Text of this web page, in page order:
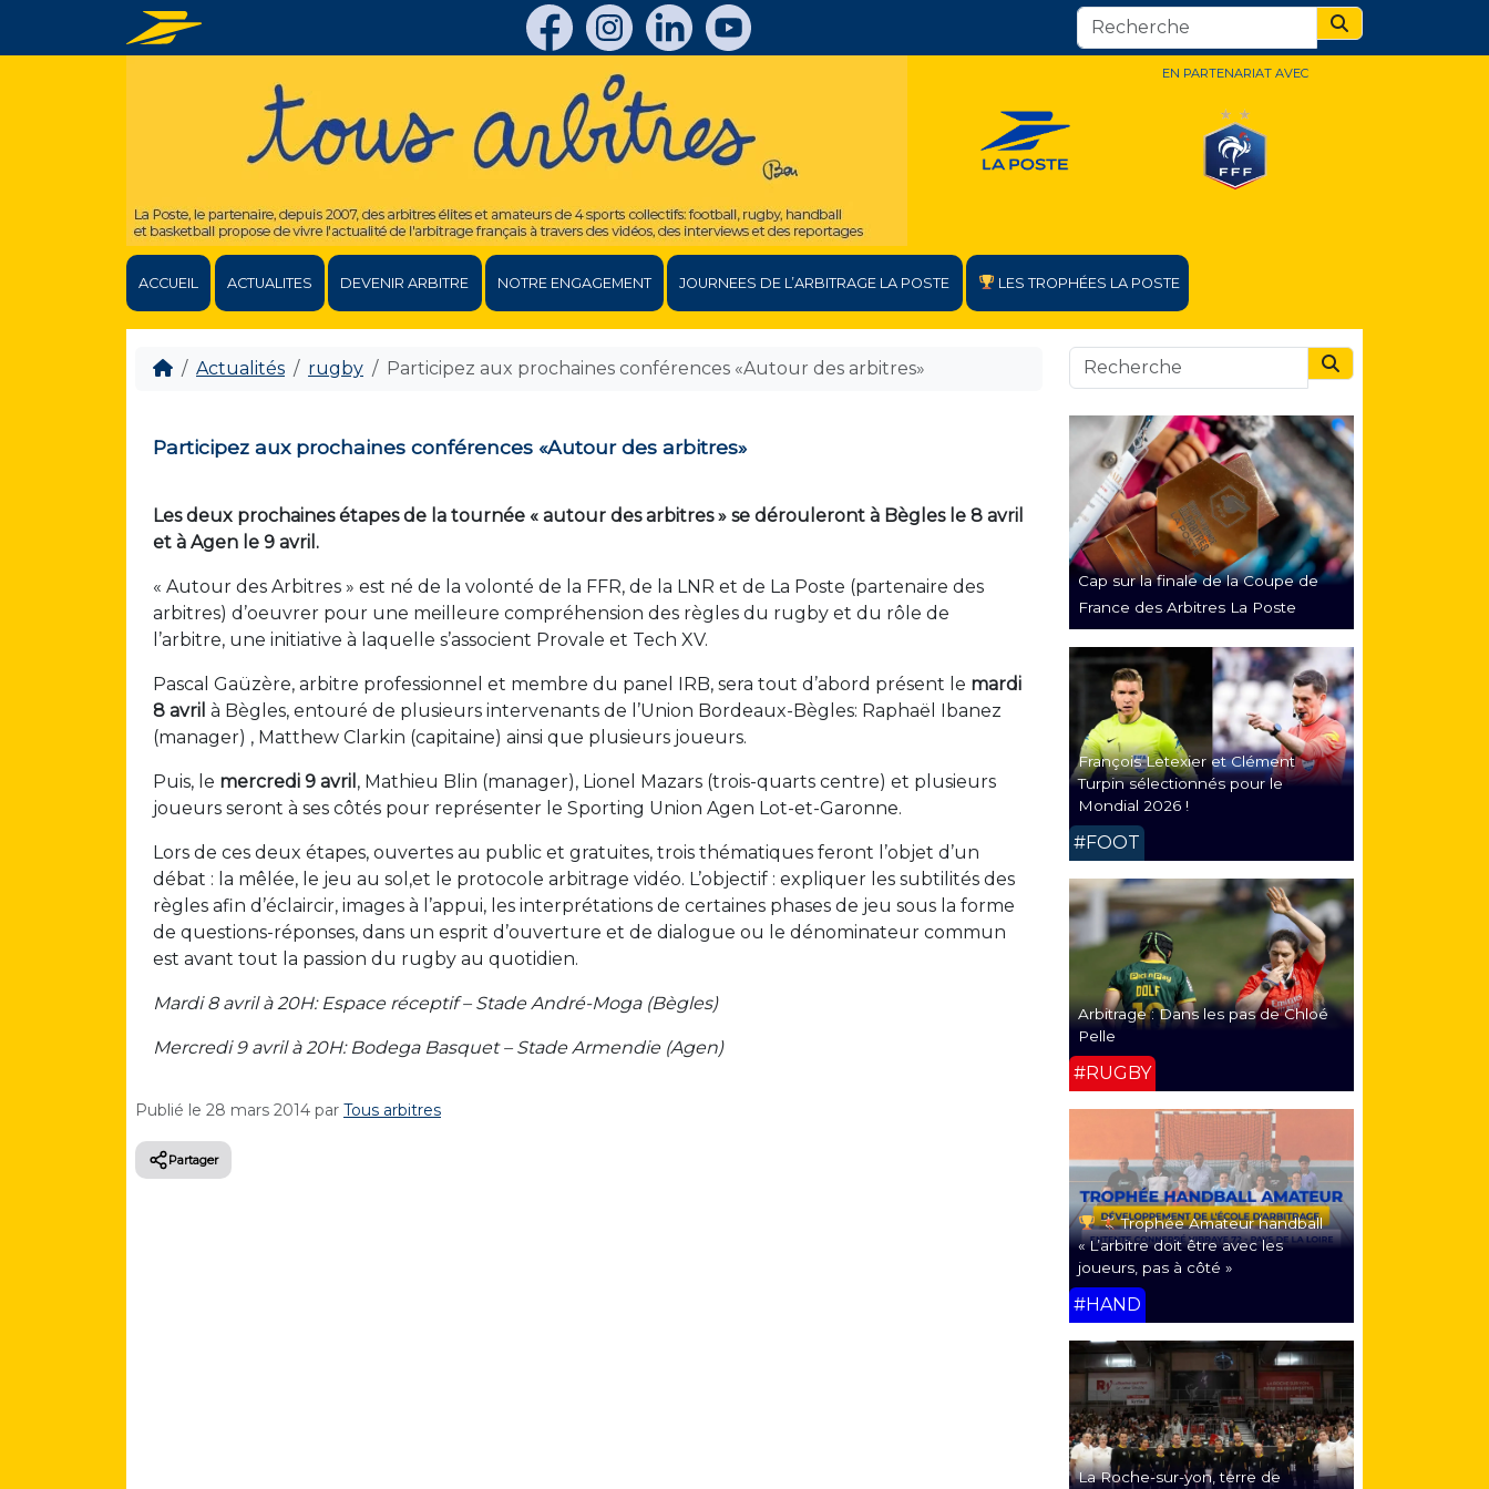
Search
EN PARTENARIAT AVEC
ACCUEIL ACTUALITES DEVENIR ARBITRE NOTRE ENGAGEMENT JOURNEES DE L’ARBITRAGE LA POSTE LES TROPHÉES LA POSTE
Actualités rugby Participez aux prochaines conférences «Autour des arbitres»
Participez aux prochaines conférences «Autour des arbitres»
Les deux prochaines étapes de la tournée « autour des arbitres » se dérouleront à Bègles le 8 avril
et à Agen le 9 avril.
« Autour des Arbitres » est né de la volonté de la FFR, de la LNR et de La Poste (partenaire des
arbitres) d’oeuvrer pour une meilleure compréhension des règles du rugby et du rôle de
l’arbitre, une initiative à laquelle s’associent Provale et Tech XV.
Pascal Gaüzère, arbitre professionnel et membre du panel IRB, sera tout d’abord présent le mardi
8 avril à Bègles, entouré de plusieurs intervenants de l’Union Bordeaux-Bègles: Raphaël Ibanez
(manager) , Matthew Clarkin (capitaine) ainsi que plusieurs joueurs.
Puis, le mercredi 9 avril , Mathieu Blin (manager), Lionel Mazars (trois-quarts centre) et plusieurs
joueurs seront à ses côtés pour représenter le Sporting Union Agen Lot-et-Garonne.
Lors de ces deux étapes, ouvertes au public et gratuites, trois thématiques feront l’objet d’un
débat : la mêlée, le jeu au sol,et le protocole arbitrage vidéo. L’objectif : expliquer les subtilités des
règles afin d’éclaircir, images à l’appui, les interprétations de certaines phases de jeu sous la forme
de questions-réponses, dans un esprit d’ouverture et de dialogue ou le dénominateur commun
est avant tout la passion du rugby au quotidien.
Mardi 8 avril à 20H: Espace réceptif – Stade André-Moga (Bègles)
Mercredi 9 avril à 20H: Bodega Basquet – Stade Armendie (Agen)
Publié le 28 mars 2014 par Tous arbitres
Partager
Search
Cap sur la finale de la Coupe de
France des Arbitres La Poste
François Letexier et Clément
Turpin sélectionnés pour le
Mondial 2026 !
#FOOT
Arbitrage : Dans les pas de Chloé
Pelle
#RUGBY
Trophée Amateur handball
« L’arbitre doit être avec les
joueurs, pas à côté »
#HAND
La Roche-sur-yon, terre de